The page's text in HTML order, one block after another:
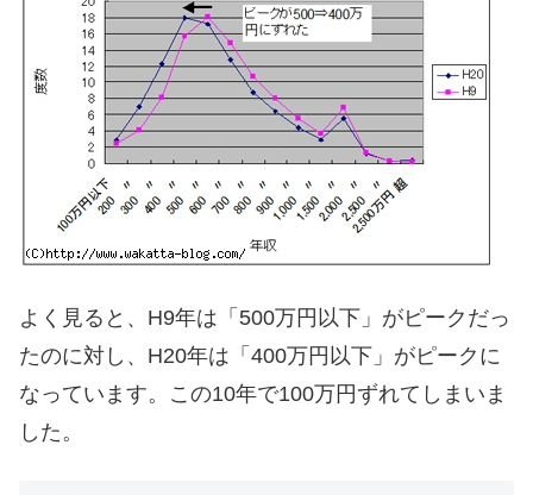
よく見ると、H9年は「500万円以下」がピークだっ
たのに対し、H20年は「400万円以下」がピークに
なっています。この10年で100万円ずれてしまいま
した。